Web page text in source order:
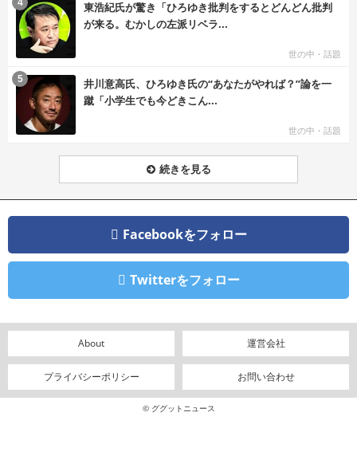
東浩紀氏が驚き「ひろゆき批判をするとどんどん批判
が来る。むかしの左派リベラ...
世の中・話題
井川意高氏、ひろゆき氏の“あなたがやれば？”論を一
蹴「小学生でも今どきこん...
世の中・話題
5
続きを見る
Facebookをフォロー
Twitterをフォロー
About 運営会社
プライバシーポリシー お問い合わせ
© ググットニュース